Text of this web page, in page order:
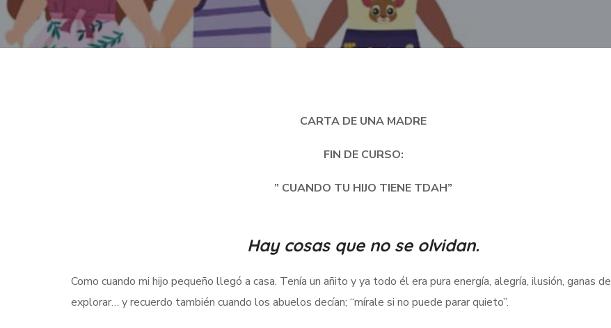
CARTA DE UNA MADRE
FIN DE CURSO:
” CUANDO TU HIJO TIENE TDAH”
Hay cosas que no se olvidan.
Como cuando mi hijo pequeño llegó a casa. Tenía un añito y ya todo él era pura energía, alegría, ilusión, ganas de
explorar… y recuerdo también cuando los abuelos decían; “mírale si no puede parar quieto”.